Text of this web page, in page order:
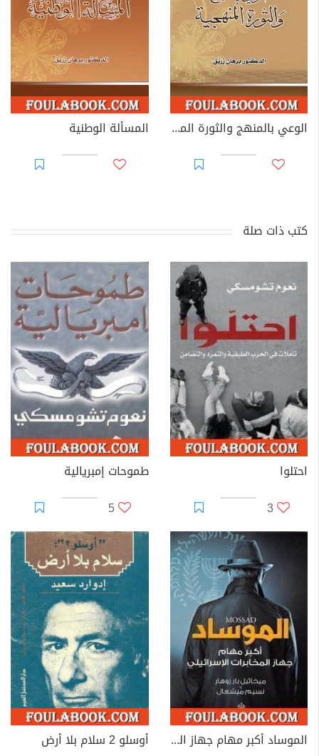
الوعي بالمنهج والثورة المنهجية المسألة الوطنية
كتب ذات صلة
احتلوا
3
طموحات إمبريالية
5
الموساد أكبر مهام جهاز المخابرات الإسرائيلي أوسلو 2 سلام بلا أرض